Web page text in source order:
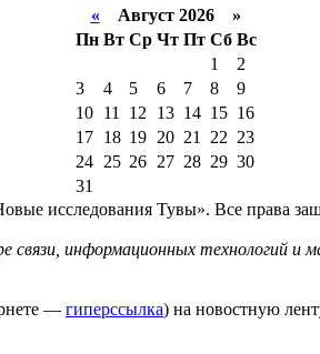
«Август 2026 »
Пн Вт Ср Чт Пт Сб Вс
1
2
3
4 5 6 7 8
9
10
11 12 13 14 15 16
17
18 19 20 21 22 23
24
25 26 27 28 29 30
31
исследования Тувы». Все права
информационных технологий и
— гиперссылка) на новостную